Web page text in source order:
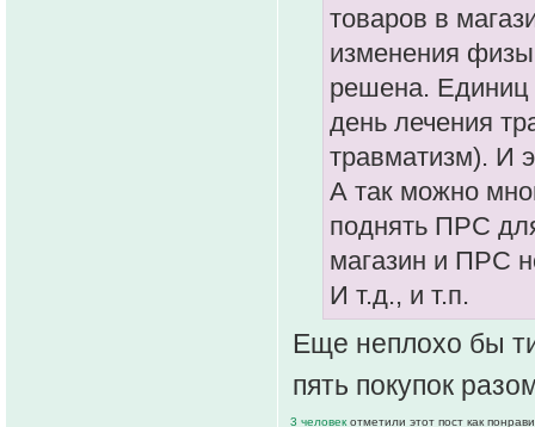
товаров в
изменения
решена. Единиц
день лечения
травматизм). И
А так можно
поднять ПРС
магазин и ПРС
И т.д., и т.п.
Еще неплохо бы
пять покупок
3 человек отметили этот пост как